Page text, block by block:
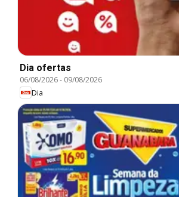
Dia ofertas
06/08/2026- 09/08/2026
Dia